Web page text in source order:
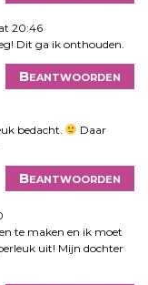
20:46
Dit ga ik onthouden.
Beantwoorden
bedacht.
Daar
Beantwoorden
te maken en ik moet
uit! Mijn dochter